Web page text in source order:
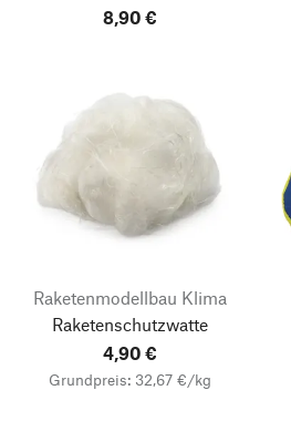
8,90 €
Raketenmodellbau Klima
Raketenschutzwatte
4,90 €
Grundpreis: 32,67 €/kg